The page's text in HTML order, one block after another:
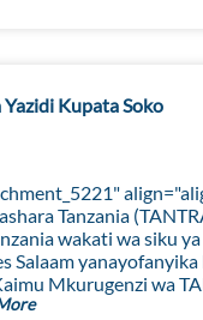
Yazidi Kupata Soko
Tanzania
wakati wa siku
Salaam
Mkurugenzi wa